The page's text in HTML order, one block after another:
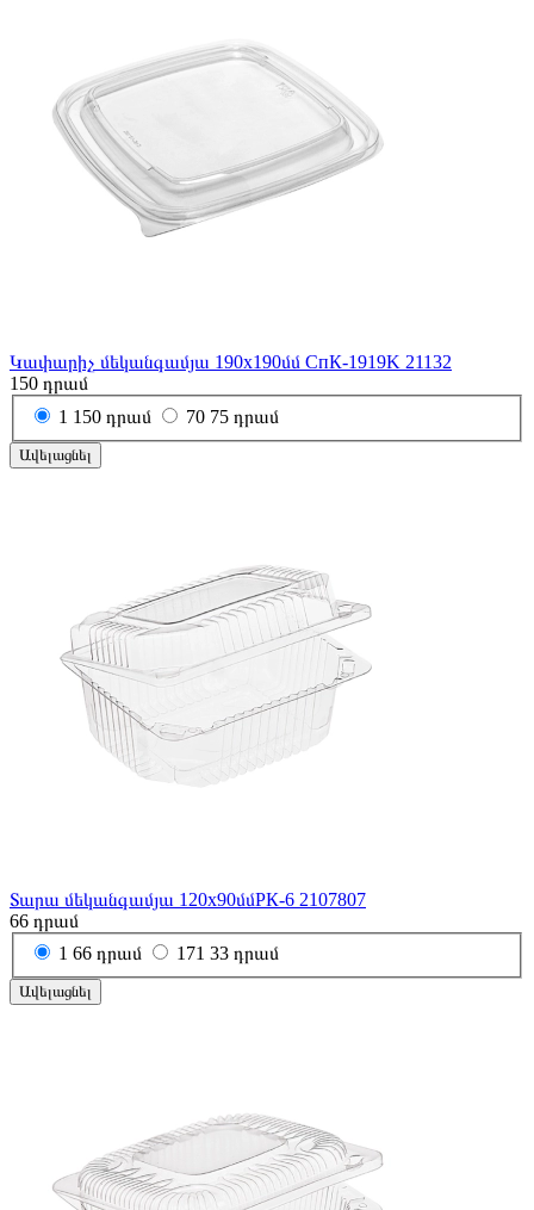
Կափարիչ մեկանգամյա 190x190մմ СпК-1919K 21132
150 դրամ
1 150 դրամ 70 75 դրամ
Ավելացնել
Տարա մեկանգամյա 120x90մմРК-6 2107807
66 դրամ
1 66 դրամ 171 33 դրամ
Ավելացնել